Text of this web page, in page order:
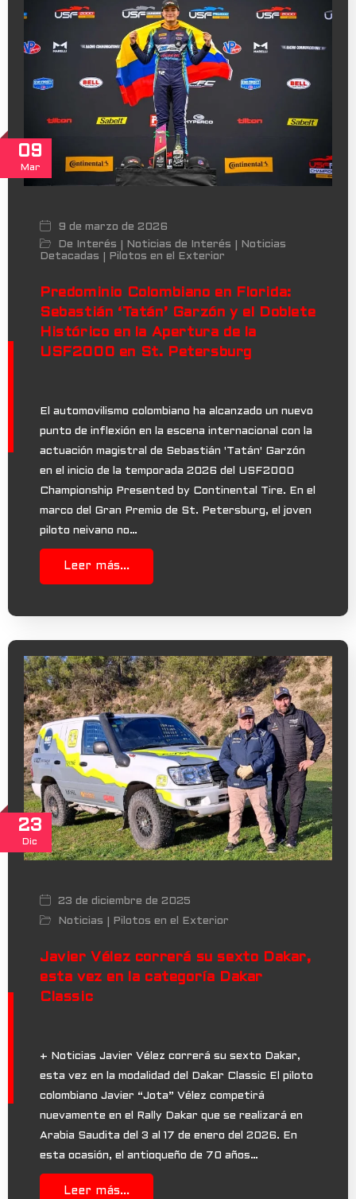
09
Mar
9 de marzo de 2026
De Interés
Noticias de Interés
Noticias
Detacadas
Pilotos en el Exterior
Predominio Colombiano en Florida:
Sebastián ‘Tatán’ Garzón y el Doblete
Histórico en la Apertura de la
USF2000 en St. Petersburg
El automovilismo colombiano ha alcanzado un nuevo
punto de inflexión en la escena internacional con la
actuación magistral de Sebastián 'Tatán' Garzón
en el inicio de la temporada 2026 del USF2000
Championship Presented by Continental Tire. En el
marco del Gran Premio de St. Petersburg, el joven
piloto neivano no…
Leer más...
23
Dic
23 de diciembre de 2025
Noticias
Pilotos en el Exterior
Javier Vélez correrá su sexto Dakar,
esta vez en la categoría Dakar
Classic
+ Noticias Javier Vélez correrá su sexto Dakar,
esta vez en la modalidad del Dakar Classic El piloto
colombiano Javier “Jota” Vélez competirá
nuevamente en el Rally Dakar que se realizará en
Arabia Saudita del 3 al 17 de enero del 2026. En
esta ocasión, el antioqueño de 70 años…
Leer más...